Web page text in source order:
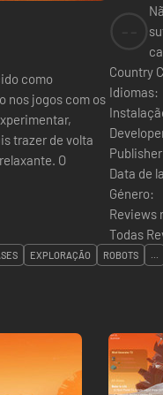
como
nos jogos com os
trazer de volta
O
Country
Idiomas:
Data de
Género:
Reviews
Todas
EXPLORAÇÃO ROBOTS ...